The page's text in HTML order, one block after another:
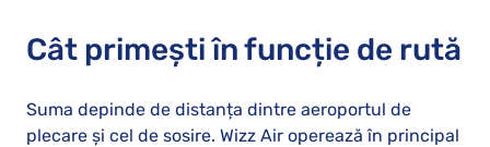
Cât primești în funcție de rută
Suma depinde de distanța dintre aeroportul de
plecare și cel de sosire. Wizz Air operează în principal